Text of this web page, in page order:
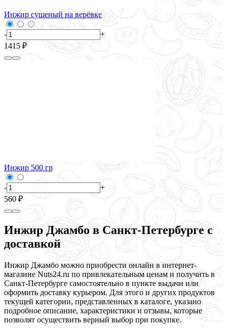
Инжир сушеный на верёвке
-
+
1415 ₽
Инжир 500 гр
-
+
560 ₽
Инжир Джамбо в Санкт-Петербурге с
доставкой
Инжир Джамбо можно приобрести онлайн в интернет-
магазине Nuts24.ru по привлекательным ценам и получить в
Санкт-Петербурге самостоятельно в пункте выдачи или
оформить доставку курьером. Для этого и других продуктов
текущей категории, представленных в каталоге, указано
подробное описание, характеристики и отзывы, которые
позволят осуществить верный выбор при покупке.